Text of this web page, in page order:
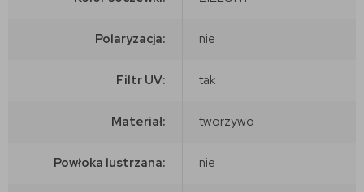
Polaryzacja: nie
Filtr UV: tak
Materiał: tworzywo
Powłoka lustrzana: nie